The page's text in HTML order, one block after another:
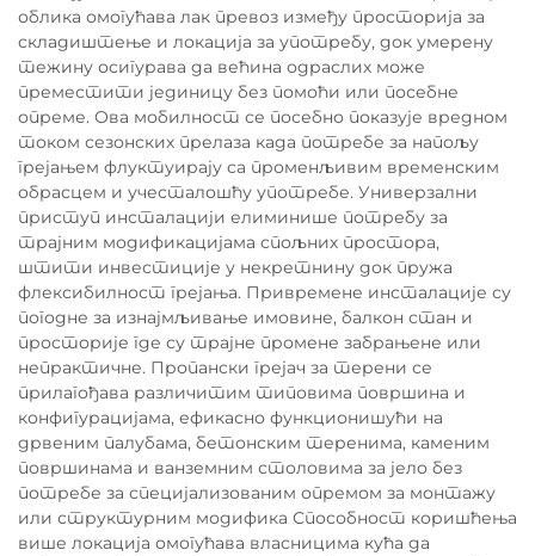
облика омогућава лак превоз између просторија за
складиштење и локација за употребу, док умерену
тежину осигурава да већина одраслих може
преместити јединицу без помоћи или посебне
опреме. Ова мобилност се посебно показује вредном
током сезонских прелаза када потребе за напољу
грејањем флуктуирају са променљивим временским
обрасцем и учесталошћу употребе. Универзални
приступ инсталацији елиминише потребу за
трајним модификацијама спољних простора,
штити инвестиције у некретнину док пружа
флексибилност грејања. Привремене инсталације су
погодне за изнајмљивање имовине, балкон стан и
просторије где су трајне промене забрањене или
непрактичне. Пропански грејач за терени се
прилагођава различитим типовима површина и
конфигурацијама, ефикасно функционишући на
дрвеним палубама, бетонским теренима, каменим
површинама и ванземним столовима за јело без
потребе за специјализованим опремом за монтажу
или структурним модифика Способност коришћења
више локација омогућава власницима кућа да